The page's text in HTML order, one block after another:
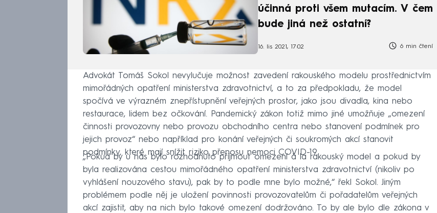
účinná proti všem mutacím. V čem
bude jiná než ostatní?
16. lis 2021, 17:02 6 min čtení
Advokát Tomáš Sokol nevylučuje možnost zavedení rakouského modelu prostřednictvím
mimořádných opatření ministerstva zdravotnictví, a to za předpokladu, že model
spočívá ve výrazném znepřístupnění veřejných prostor, jako jsou divadla, kina nebo
restaurace, lidem bez očkování. Pandemický zákon totiž mimo jiné umožňuje „omezení
činnosti provozovny nebo provozu obchodního centra nebo stanovení podmínek pro
jejich provoz“ nebo například pro konání veřejných či soukromých akcí stanovit
podmínky, které mají snížit riziko přenosu nemoci COVID-19.
„Pokud by u nás bylo rozhodnuto přijmout omezení à la rakouský model a pokud by
byla realizována cestou mimořádného opatření ministerstva zdravotnictví (nikoliv po
vyhlášení nouzového stavu), pak by to podle mne bylo možné,“ řekl Sokol. Jiným
problémem podle něj je uložení povinnosti provozovatelům či pořadatelům veřejných
akcí zajistit, aby na nich bylo takové omezení dodržováno. To by ale bylo dle zákona v